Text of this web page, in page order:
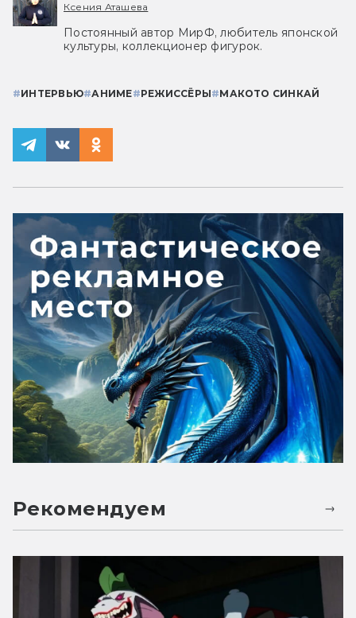
Ксения Аташева
Постоянный автор МирФ, любитель японской
культуры, коллекционер фигурок.
#ИНТЕРВЬЮ#АНИМЕ#РЕЖИССЁРЫ#МАКОТО СИНКАЙ
Рекомендуем